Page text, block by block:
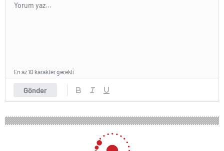
Gönder
En az 10 karakter gerekli